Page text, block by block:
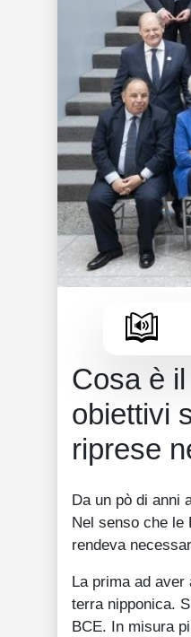
Cosa è
obiettivi
riprese
Da un pò di anni
Nel senso che le
rendeva
La prima ad
terra nipponica.
BCE. In misura